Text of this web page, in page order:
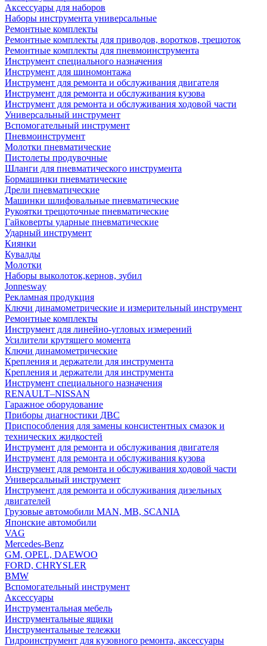
Аксессуары для наборов
Наборы инструмента универсальные
Ремонтные комплекты
Ремонтные комплекты для приводов, воротков, трещоток
Ремонтные комплекты для пневмоинструмента
Инструмент специального назначения
Инструмент для шиномонтажа
Инструмент для ремонта и обслуживания двигателя
Инструмент для ремонта и обслуживания кузова
Инструмент для ремонта и обслуживания ходовой части
Универсальный инструмент
Вспомогательный инструмент
Пневмоинструмент
Молотки пневматические
Пистолеты продувочные
Шланги для пневматического инструмента
Бормашинки пневматические
Дрели пневматические
Машинки шлифовальные пневматические
Рукоятки трещоточные пневматические
Гайковерты ударные пневматические
Ударный инструмент
Киянки
Кувалды
Молотки
Наборы выколоток,кернов, зубил
Jonnesway
Рекламная продукция
Ключи динамометрические и измерительный инструмент
Ремонтные комплекты
Инструмент для линейно-угловых измерений
Усилители крутящего момента
Ключи динамометрические
Крепления и держатели для инструмента
Крепления и держатели для инструмента
Инструмент специального назначения
RENAULT–NISSAN
Гаражное оборудование
Приборы диагностики ДВС
Приспособления для замены консистентных смазок и
технических жидкостей
Инструмент для ремонта и обслуживания двигателя
Инструмент для ремонта и обслуживания кузова
Инструмент для ремонта и обслуживания ходовой части
Универсальный инструмент
Инструмент для ремонта и обслуживания дизельных
двигателей
Грузовые автомобили MAN, MB, SCANIA
Японские автомобили
VAG
Mercedes-Benz
GM, OPEL, DAEWOO
FORD, CHRYSLER
BMW
Вспомогательный инструмент
Аксессуары
Инструментальная мебель
Инструментальные ящики
Инструментальные тележки
Гидроинструмент для кузовного ремонта, аксессуары